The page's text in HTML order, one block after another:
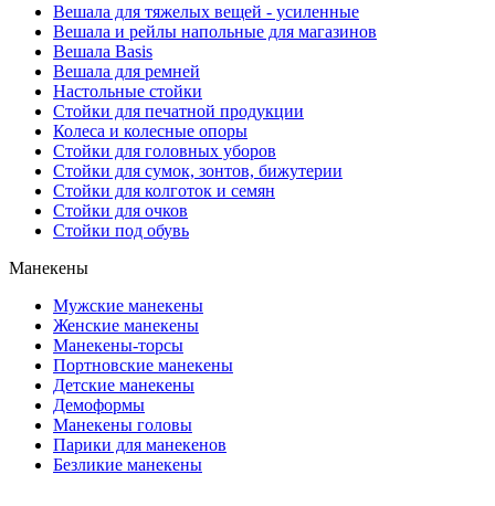
Вешала для тяжелых вещей - усиленные
Вешала и рейлы напольные для магазинов
Вешала Basis
Вешала для ремней
Настольные стойки
Стойки для печатной продукции
Колеса и колесные опоры
Стойки для головных уборов
Стойки для сумок, зонтов, бижутерии
Стойки для колготок и семян
Стойки для очков
Стойки под обувь
Манекены
Мужские манекены
Женские манекены
Манекены-торсы
Портновские манекены
Детские манекены
Демоформы
Манекены головы
Парики для манекенов
Безликие манекены